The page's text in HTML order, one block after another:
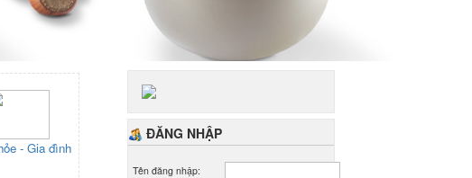
- Gia đình
ĐĂNG NHẬP
Tên đăng nhập: